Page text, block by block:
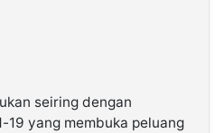
seiring dengan
19 yang membuka peluang